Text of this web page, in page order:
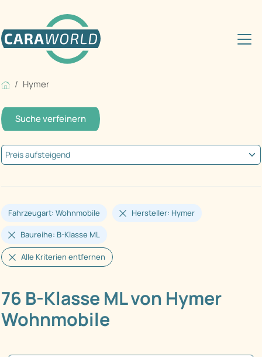
Hymer
Suche verfeinern
Fahrzeugart: Wohnmobile Hersteller: Hymer
Baureihe: B-Klasse ML
Alle Kriterien entfernen
76 B-Klasse ML von Hymer
Wohnmobile